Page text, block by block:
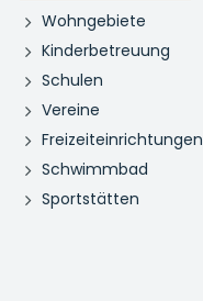
Wohngebiete
Kinderbetreuung
Schulen
Vereine
Freizeiteinrichtungen
Schwimmbad
Sportstätten